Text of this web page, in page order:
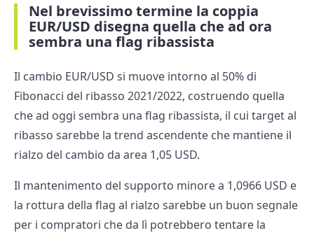
Nel brevissimo termine la coppia
EUR/USD disegna quella che ad ora
sembra una flag ribassista
Il cambio EUR/USD si muove intorno al 50% di
Fibonacci del ribasso 2021/2022, costruendo quella
che ad oggi sembra una flag ribassista, il cui target al
ribasso sarebbe la trend ascendente che mantiene il
rialzo del cambio da area 1,05 USD.
Il mantenimento del supporto minore a 1,0966 USD e
la rottura della flag al rialzo sarebbe un buon segnale
per i compratori che da lì potrebbero tentare la